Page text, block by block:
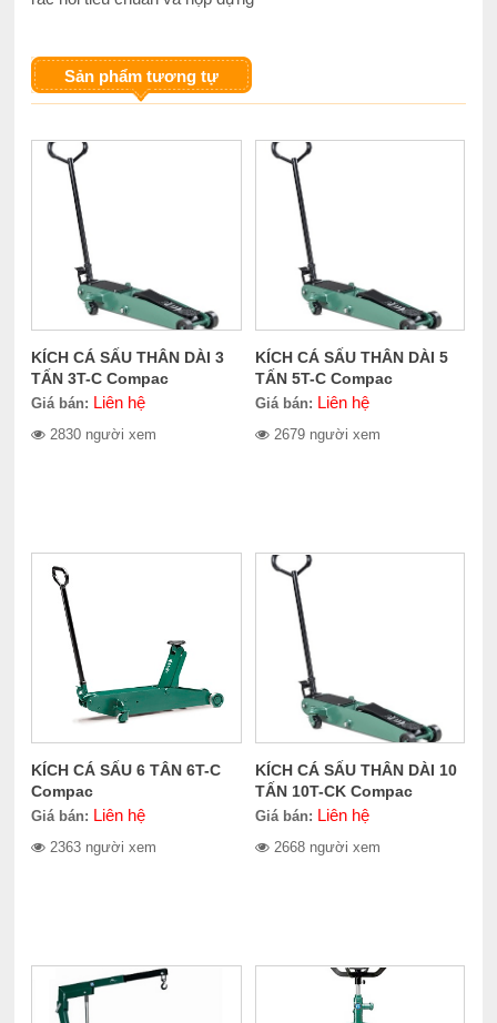
Sản phẩm tương tự
KÍCH CÁ SẤU THÂN DÀI 3
TẤN 3T-C Compac
Giá bán: Liên hệ
2830 người xem
KÍCH CÁ SẤU THÂN DÀI 5
TẤN 5T-C Compac
Giá bán: Liên hệ
2679 người xem
KÍCH CÁ SẤU 6 TÂN 6T-C
Compac
Giá bán: Liên hệ
2363 người xem
KÍCH CÁ SẤU THÂN DÀI 10
TẤN 10T-CK Compac
Giá bán: Liên hệ
2668 người xem